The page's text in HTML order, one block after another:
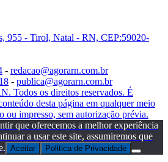
955 - Tirol, Natal - RN, CEP:59020-
- redacao@agorarn.com.br
- publica@agorarn.com.br
Todos os direitos reservados. É
desta página em qualquer meio
ou impresso, sem autorização prévia.
que oferecemos a melhor experiência
a usar este site, assumiremos que
Aceitar Politica de Privacidade